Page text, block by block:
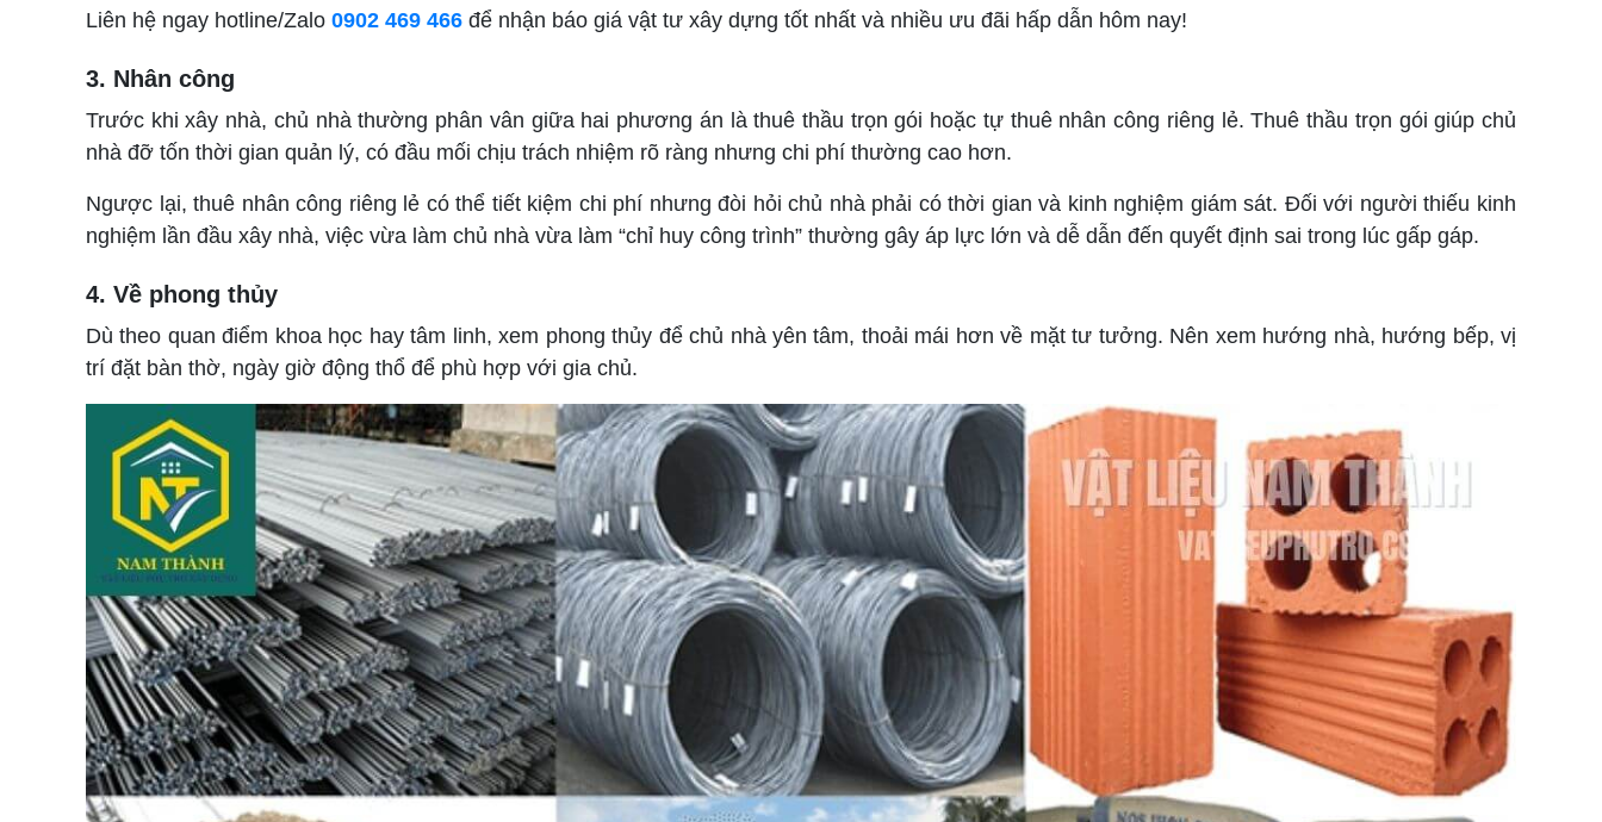
Liên hệ ngay hotline/Zalo 0902 469 466 để nhận báo giá vật tư xây dựng tốt nhất và nhiều ưu đãi hấp dẫn hôm nay!
3. Nhân công
Trước khi xây nhà, chủ nhà thường phân vân giữa hai phương án là thuê thầu trọn gói hoặc tự thuê nhân công riêng lẻ. Thuê thầu trọn gói giúp chủ
nhà đỡ tốn thời gian quản lý, có đầu mối chịu trách nhiệm rõ ràng nhưng chi phí thường cao hơn.
Ngược lại, thuê nhân công riêng lẻ có thể tiết kiệm chi phí nhưng đòi hỏi chủ nhà phải có thời gian và kinh nghiệm giám sát. Đối với người thiếu kinh
nghiệm lần đầu xây nhà, việc vừa làm chủ nhà vừa làm “chỉ huy công trình” thường gây áp lực lớn và dễ dẫn đến quyết định sai trong lúc gấp gáp.
4. Về phong thủy
Dù theo quan điểm khoa học hay tâm linh, xem phong thủy để chủ nhà yên tâm, thoải mái hơn về mặt tư tưởng. Nên xem hướng nhà, hướng bếp, vị
trí đặt bàn thờ, ngày giờ động thổ để phù hợp với gia chủ.